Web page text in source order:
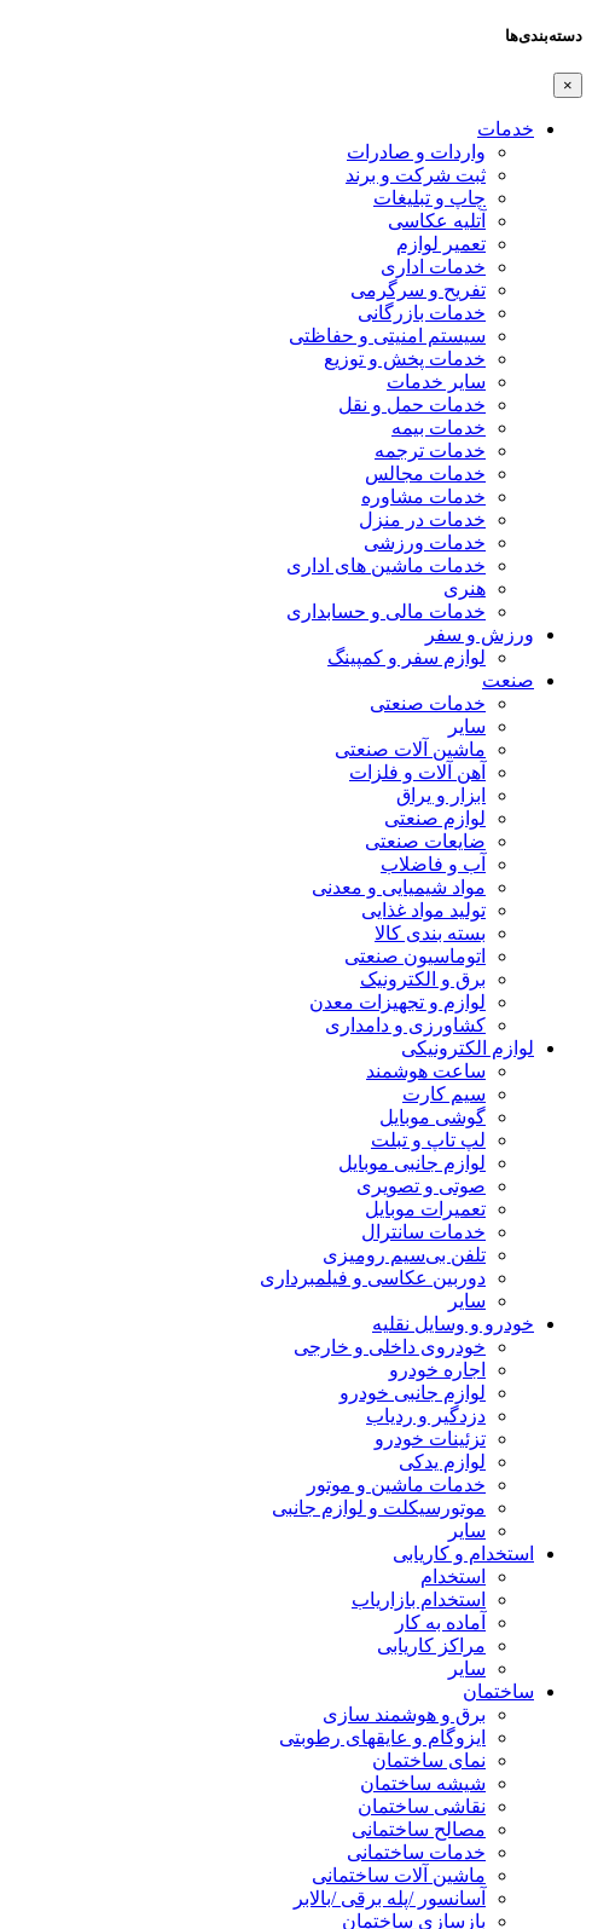
دسته‌بندی‌ها
×
خدمات
واردات و صادرات
ثبت شرکت و برند
چاپ و تبلیغات
آتلیه عکاسی
تعمیر لوازم
خدمات اداری
تفریح و سرگرمی
خدمات بازرگانی
سیستم امنیتی و حفاظتی
خدمات پخش و توزیع
سایر خدمات
خدمات حمل و نقل
خدمات بیمه
خدمات ترجمه
خدمات مجالس
خدمات مشاوره
خدمات در منزل
خدمات ورزشی
خدمات ماشین های اداری
هنری
خدمات مالی و حسابداری
ورزش و سفر
لوازم سفر و کمپینگ
صنعت
خدمات صنعتی
سایر
ماشین آلات صنعتی
آهن آلات و فلزات
ابزار و یراق
لوازم صنعتی
ضایعات صنعتی
آب و فاضلاب
مواد شیمیایی و معدنی
تولید مواد غذایی
بسته بندی کالا
اتوماسیون صنعتی
برق و الکترونیک
لوازم و تجهیزات معدن
کشاورزی و دامداری
لوازم الکترونیکی
ساعت هوشمند
سیم کارت
گوشی موبایل
لپ تاپ و تبلت
لوازم جانبی موبایل
صوتی و تصویری
تعمیرات موبایل
خدمات سانترال
تلفن بی‌سیم رومیزی
دوربین عکاسی و فیلمبرداری
سایر
خودرو و وسایل نقلیه
خودروی داخلی و خارجی
اجاره خودرو
لوازم جانبی خودرو
دزدگیر و ردیاب
تزئینات خودرو
لوازم یدکی
خدمات ماشین و موتور
موتورسیکلت و لوازم جانبی
سایر
استخدام و کاریابی
استخدام
استخدام بازاریاب
آماده به کار
مراکز کاریابی
سایر
ساختمان
برق و هوشمند سازی
ایزوگام و عایقهای رطوبتی
نمای ساختمان
شیشه ساختمان
نقاشی ساختمان
مصالح ساختمانی
خدمات ساختمانی
ماشین آلات ساختمانی
آسانسور /پله برقی /بالابر
بازسازی ساختمان